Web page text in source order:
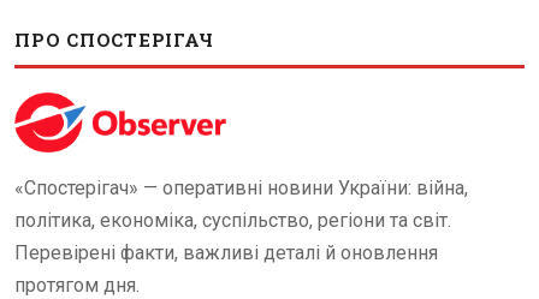
ПРО СПОСТЕРІГАЧ
«Спостерігач» — оперативні новини України: війна,
політика, економіка, суспільство, регіони та світ.
Перевірені факти, важливі деталі й оновлення
протягом дня.